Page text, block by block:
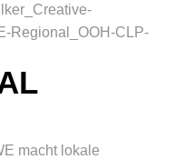
macht lokale